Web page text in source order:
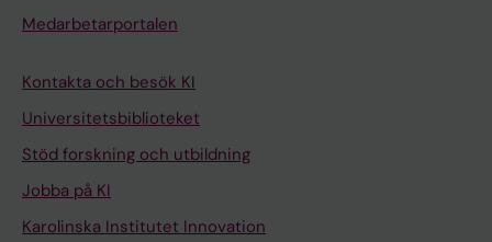
Medarbetarportalen
Kontakta och besök KI
Universitetsbiblioteket
Stöd forskning och utbildning
Jobba på KI
Karolinska Institutet Innovation